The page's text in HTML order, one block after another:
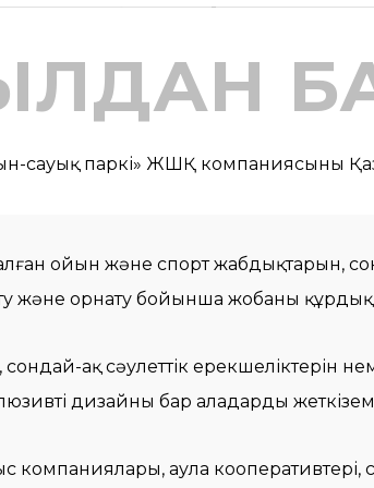
сауық паркі» ЖШҚ компаниясының
ойын және спорт жабдықтарын,
және орнату бойынша жобаны құрдық.
сондай-ақ сәулеттік ерекшеліктерін
дизайны бар алаңдарды
компаниялары, аула